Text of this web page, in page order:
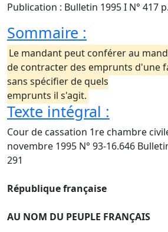
Publication : Bulletin 1995 I N° 417
Sommaire :
Le mandant peut conférer au
de contracter des emprunts d'une
sans spécifier de quels
emprunts il s'agit.
Texte intégral :
Cour de cassation 1re chambre
novembre 1995 N° 93-16.646
291
République française
AU NOM DU PEUPLE FRANÇAIS